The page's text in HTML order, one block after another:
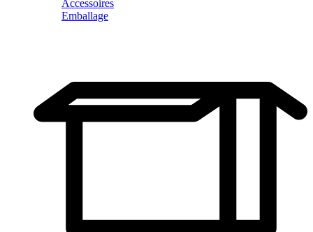
Accessoires
Emballage